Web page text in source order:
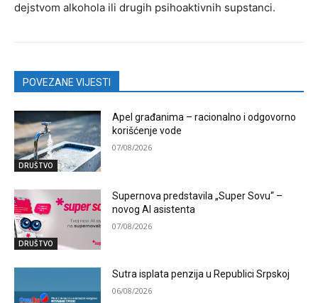
dejstvom alkohola ili drugih psihoaktivnih supstanci.
POVEZANE VIJESTI
DRUŠTVO
Apel građanima – racionalno i odgovorno
korišćenje vode
07/08/2026
DRUŠTVO
Supernova predstavila „Super Sovu“ –
novog AI asistenta
07/08/2026
Sutra isplata penzija u Republici Srpskoj
06/08/2026